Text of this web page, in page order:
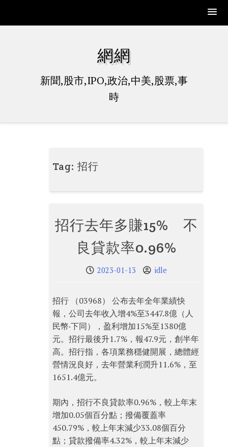
網網
新聞,股市,IPO,政治,中美,股票,事
時
Tag:招行
招行去年多賺15% 不
良貸款率0.96%
2023-01-13 idle
招行 （03968） 公布去年全年業績快
報，公司去年收入增4%至3447.8億（人
民幣‧下同），盈利增加15%至1380億
元。招行最後升1.7%，報47.9元，創半年
高。招行指，各項業務穩健開展，總體經
營情況良好，去年營業利潤升11.6%，至
1651.4億元。
期內，招行不良貸款率0.96%，較上年末
增加0.05個百分點；撥備覆蓋率
450.79%，較上年末減少33.08個百分
點；貸款撥備率4.32%，較上年末減少